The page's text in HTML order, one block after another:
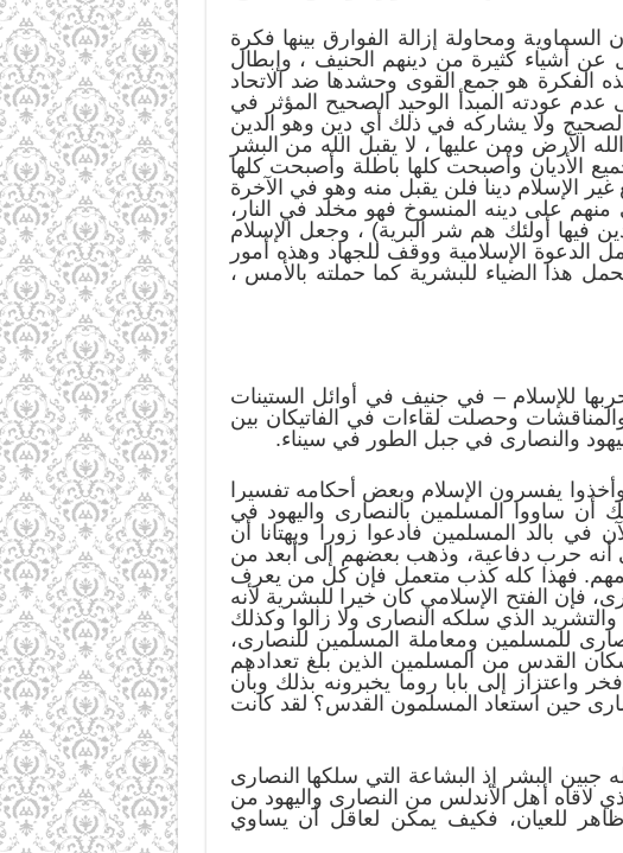
السماوية ومحاولة إزالة الفوارق بينها فكرة
عن أشياء كثيرة من دينهم الحنيف ، وإبطال
الفكرة هو جمع القوى وحشدها ضد الاتحاد
عودته المبدأ الوحيد الصحيح المؤثر في
الصحيح ولا يشاركه في ذلك أي دين وهو الدين
الأرض ومن عليها ، لا يقبل الله من البشر
الأديان وأصبحت كلها باطلة وأصبحت كلها
الإسلام دينا فلن يقبل منه وهو في الآخرة
على دينه المنسوخ فهو مخلد في النار،
فيها أولئك هم شر البرية) ، وجعل الإسلام
الدعوة الإسلامية ووقف للجهاد وهذه أمور
هذا الضياء للبشرية كما حملته بالأمس ،
للإسلام – في جنيف في أوائل الستينات
وحصلت لقاءات في الفاتيكان بين
والنصارى في جبل الطور في سيناء.
يفسرون الإسلام وبعض أحكامه تفسيرا
أن ساووا المسلمين بالنصارى واليهود في
بالد المسلمين فادعوا زورا وبهتانا أن
أنه حرب دفاعية، وذهب بعضهم إلى أبعد من
فهذا كله كذب متعمل فإن كل من يعرف
فإن الفتح الإسلامي كان خيرا للبشرية لأنه
والتشريد الذي سلكه النصارى ولا زالوا وكذلك
للمسلمين ومعاملة المسلمين للنصارى،
القدس من المسلمين الذين بلغ تعدادهم
إلى بابا روما يخبرونه بذلك وبأن
حين استعاد المسلمون القدس؟ لقد كانت
البشر إذ البشاعة التي سلكها النصارى
لاقاه أهل الأندلس من النصارى واليهود من
للعيان، فكيف يمكن لعاقل أن يساوي